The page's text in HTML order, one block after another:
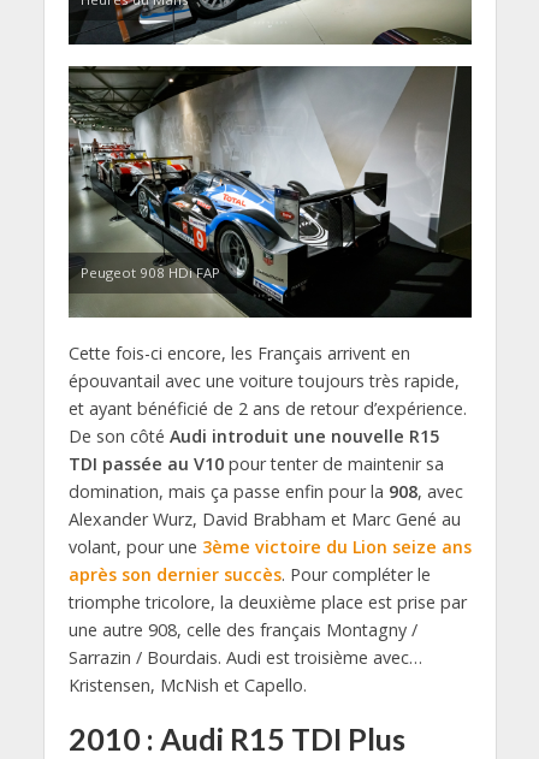
Peugeot 908 HDi FAP
Cette fois-ci encore, les Français arrivent en
épouvantail avec une voiture toujours très rapide,
et ayant bénéficié de 2 ans de retour d’expérience.
De son côté Audi introduit une nouvelle R15
TDI passée au V10pour tenter de maintenir sa
domination, mais ça passe enfin pour la 908, avec
Alexander Wurz, David Brabham et Marc Gené au
volant, pour une 3ème victoire du Lion seize ans
après son dernier succès. Pour compléter le
triomphe tricolore, la deuxième place est prise par
une autre 908, celle des français Montagny /
Sarrazin / Bourdais. Audi est troisième avec…
Kristensen, McNish et Capello.
2010 : Audi R15 TDI Plus